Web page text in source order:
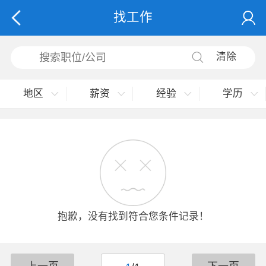
找工作
清除
地区 薪资 经验 学历
抱歉，没有找到符合您条件记录！